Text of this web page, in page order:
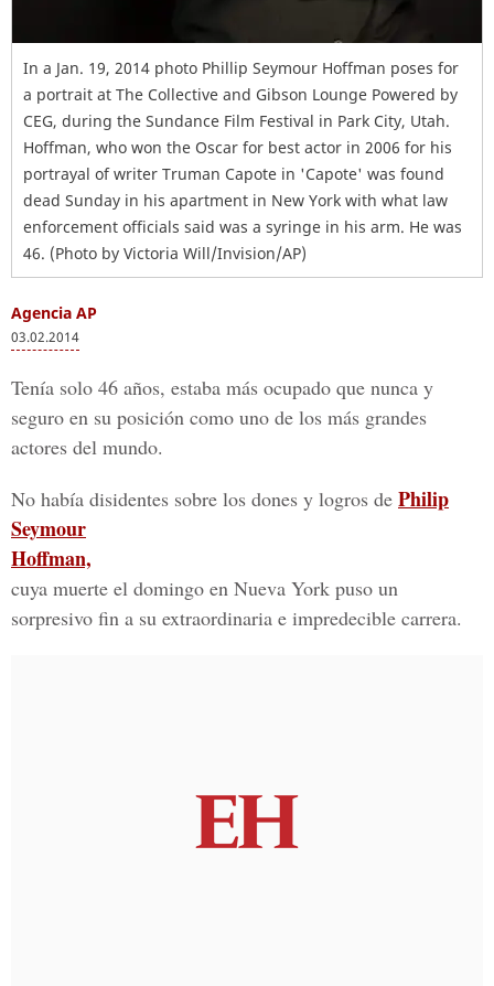
In a Jan. 19, 2014 photo Phillip Seymour Hoffman poses for
a portrait at The Collective and Gibson Lounge Powered by
CEG, during the Sundance Film Festival in Park City, Utah.
Hoffman, who won the Oscar for best actor in 2006 for his
portrayal of writer Truman Capote in 'Capote' was found
dead Sunday in his apartment in New York with what law
enforcement officials said was a syringe in his arm. He was
46. (Photo by Victoria Will/Invision/AP)
Agencia AP
03.02.2014
Tenía solo 46 años, estaba más ocupado que nunca y
seguro en su posición como uno de los más grandes
actores del mundo.
No había disidentes sobre los dones y logros de Philip
Seymour
Hoffman,
cuya muerte el domingo en Nueva York puso un
sorpresivo fin a su extraordinaria e impredecible carrera.